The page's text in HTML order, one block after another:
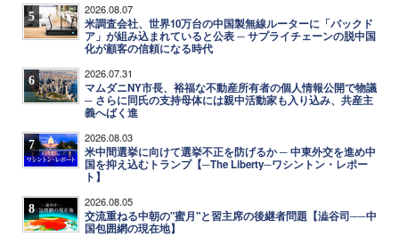
5 2026.08.07
米調査会社、世界10万台の中国製無線ルーターに「バックド
ア」が組み込まれていると公表 ─ サプライチェーンの脱中国
化が顧客の信頼になる時代
6 2026.07.31
マムダニNY市長、裕福な不動産所有者の個人情報公開で物議
─ さらに同氏の支持母体には親中活動家も入り込み、共産主
義へばく進
7 2026.08.03
米中間選挙に向けて選挙不正を防げるか ─ 中東外交を進め中
国を抑え込むトランプ【─The Liberty─ワシントン・レポー
ト】
8 2026.08.05
交流重ねる中朝の"蜜月"と習主席の後継者問題【澁谷司──中
国包囲網の現在地】